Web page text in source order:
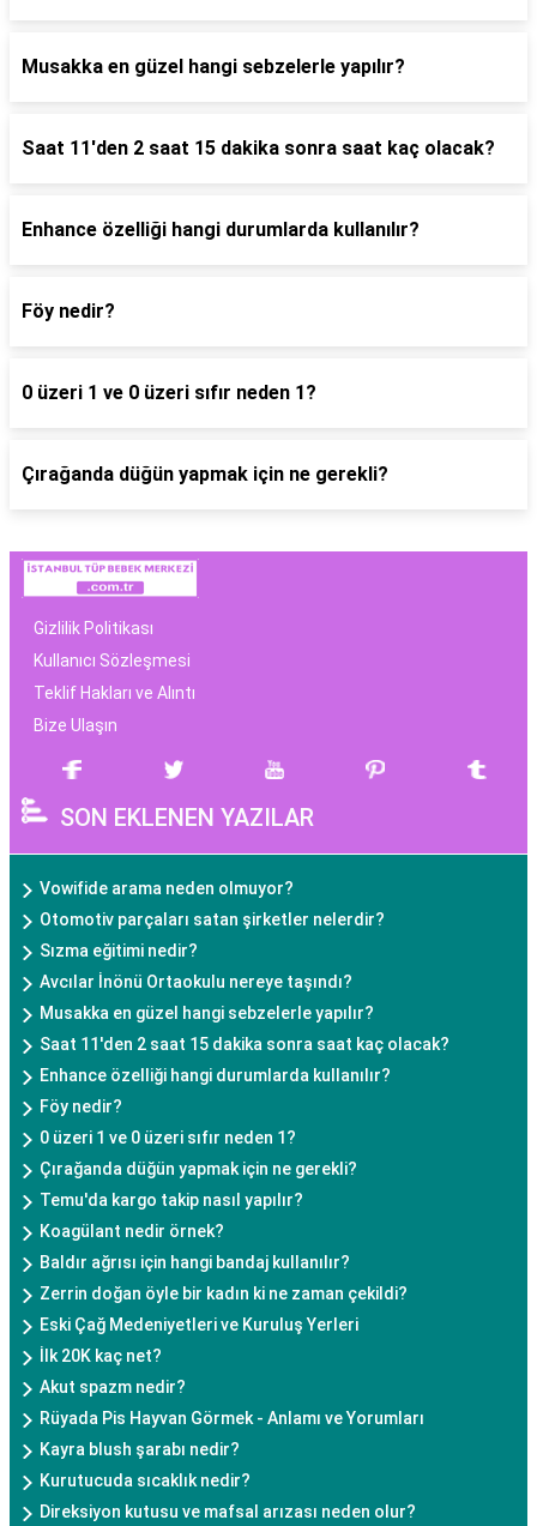
Musakka en güzel hangi sebzelerle yapılır?
Saat 11'den 2 saat 15 dakika sonra saat kaç olacak?
Enhance özelliği hangi durumlarda kullanılır?
Föy nedir?
0 üzeri 1 ve 0 üzeri sıfır neden 1?
Çırağanda düğün yapmak için ne gerekli?
Gizlilik Politikası
Kullanıcı Sözleşmesi
Teklif Hakları ve Alıntı
Bize Ulaşın
SON EKLENEN YAZILAR
Vowifide arama neden olmuyor?
Otomotiv parçaları satan şirketler nelerdir?
Sızma eğitimi nedir?
Avcılar İnönü Ortaokulu nereye taşındı?
Musakka en güzel hangi sebzelerle yapılır?
Saat 11'den 2 saat 15 dakika sonra saat kaç olacak?
Enhance özelliği hangi durumlarda kullanılır?
Föy nedir?
0 üzeri 1 ve 0 üzeri sıfır neden 1?
Çırağanda düğün yapmak için ne gerekli?
Temu'da kargo takip nasıl yapılır?
Koagülant nedir örnek?
Baldır ağrısı için hangi bandaj kullanılır?
Zerrin doğan öyle bir kadın ki ne zaman çekildi?
Eski Çağ Medeniyetleri ve Kuruluş Yerleri
İlk 20K kaç net?
Akut spazm nedir?
Rüyada Pis Hayvan Görmek - Anlamı ve Yorumları
Kayra blush şarabı nedir?
Kurutucuda sıcaklık nedir?
Direksiyon kutusu ve mafsal arızası neden olur?